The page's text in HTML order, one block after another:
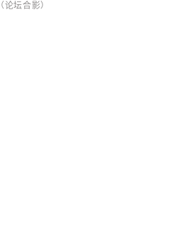
（论坛合影）